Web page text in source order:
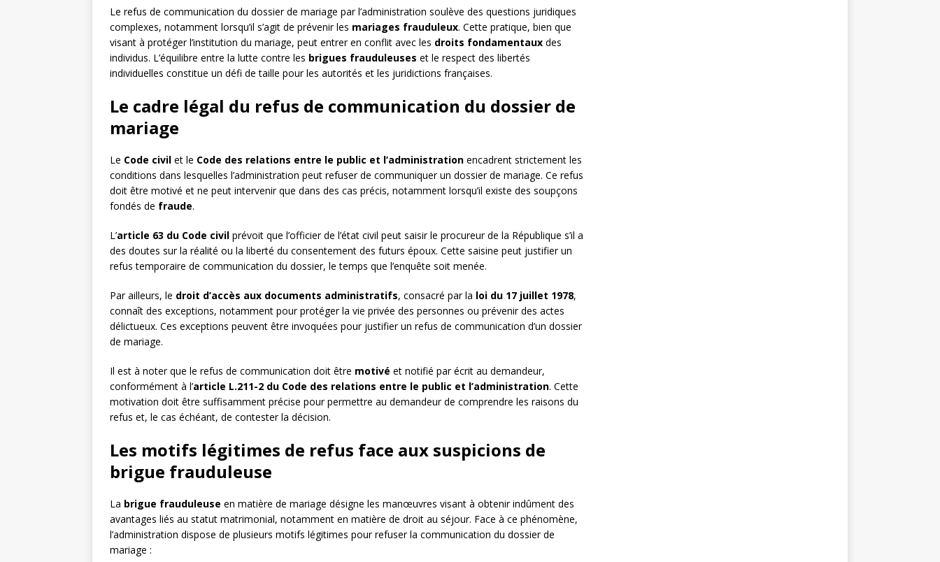
Le refus de communication du dossier de mariage par l’administration soulève des questions juridiques
complexes, notamment lorsqu’il s’agit de prévenir les mariages frauduleux. Cette pratique, bien que
visant à protéger l’institution du mariage, peut entrer en conflit avec les droits fondamentaux des
individus. L’équilibre entre la lutte contre les brigues frauduleuses et le respect des libertés
individuelles constitue un défi de taille pour les autorités et les juridictions françaises.
Le cadre légal du refus de communication du dossier de
mariage
Le Code civil et le Code des relations entre le public et l’administration encadrent strictement les
conditions dans lesquelles l’administration peut refuser de communiquer un dossier de mariage. Ce refus
doit être motivé et ne peut intervenir que dans des cas précis, notamment lorsqu’il existe des soupçons
fondés de fraude.
L’article 63 du Code civil prévoit que l’officier de l’état civil peut saisir le procureur de la République s’il a
des doutes sur la réalité ou la liberté du consentement des futurs époux. Cette saisine peut justifier un
refus temporaire de communication du dossier, le temps que l’enquête soit menée.
Par ailleurs, le droit d’accès aux documents administratifs, consacré par la loi du 17 juillet 1978,
connaît des exceptions, notamment pour protéger la vie privée des personnes ou prévenir des actes
délictueux. Ces exceptions peuvent être invoquées pour justifier un refus de communication d’un dossier
de mariage.
Il est à noter que le refus de communication doit être motivé et notifié par écrit au demandeur,
conformément à l’article L.211-2 du Code des relations entre le public et l’administration. Cette
motivation doit être suffisamment précise pour permettre au demandeur de comprendre les raisons du
refus et, le cas échéant, de contester la décision.
Les motifs légitimes de refus face aux suspicions de
brigue frauduleuse
La brigue frauduleuse en matière de mariage désigne les manœuvres visant à obtenir indûment des
avantages liés au statut matrimonial, notamment en matière de droit au séjour. Face à ce phénomène,
l’administration dispose de plusieurs motifs légitimes pour refuser la communication du dossier de
mariage :